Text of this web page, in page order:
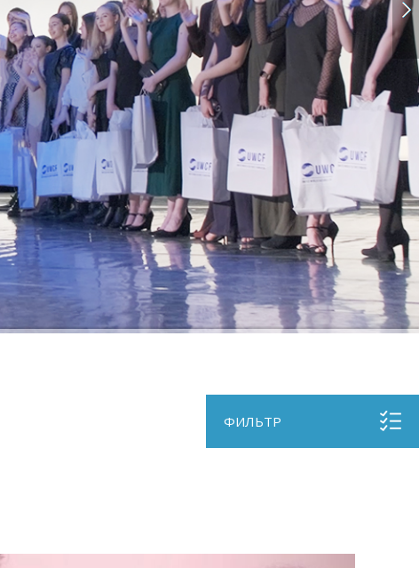
ФИЛЬТР